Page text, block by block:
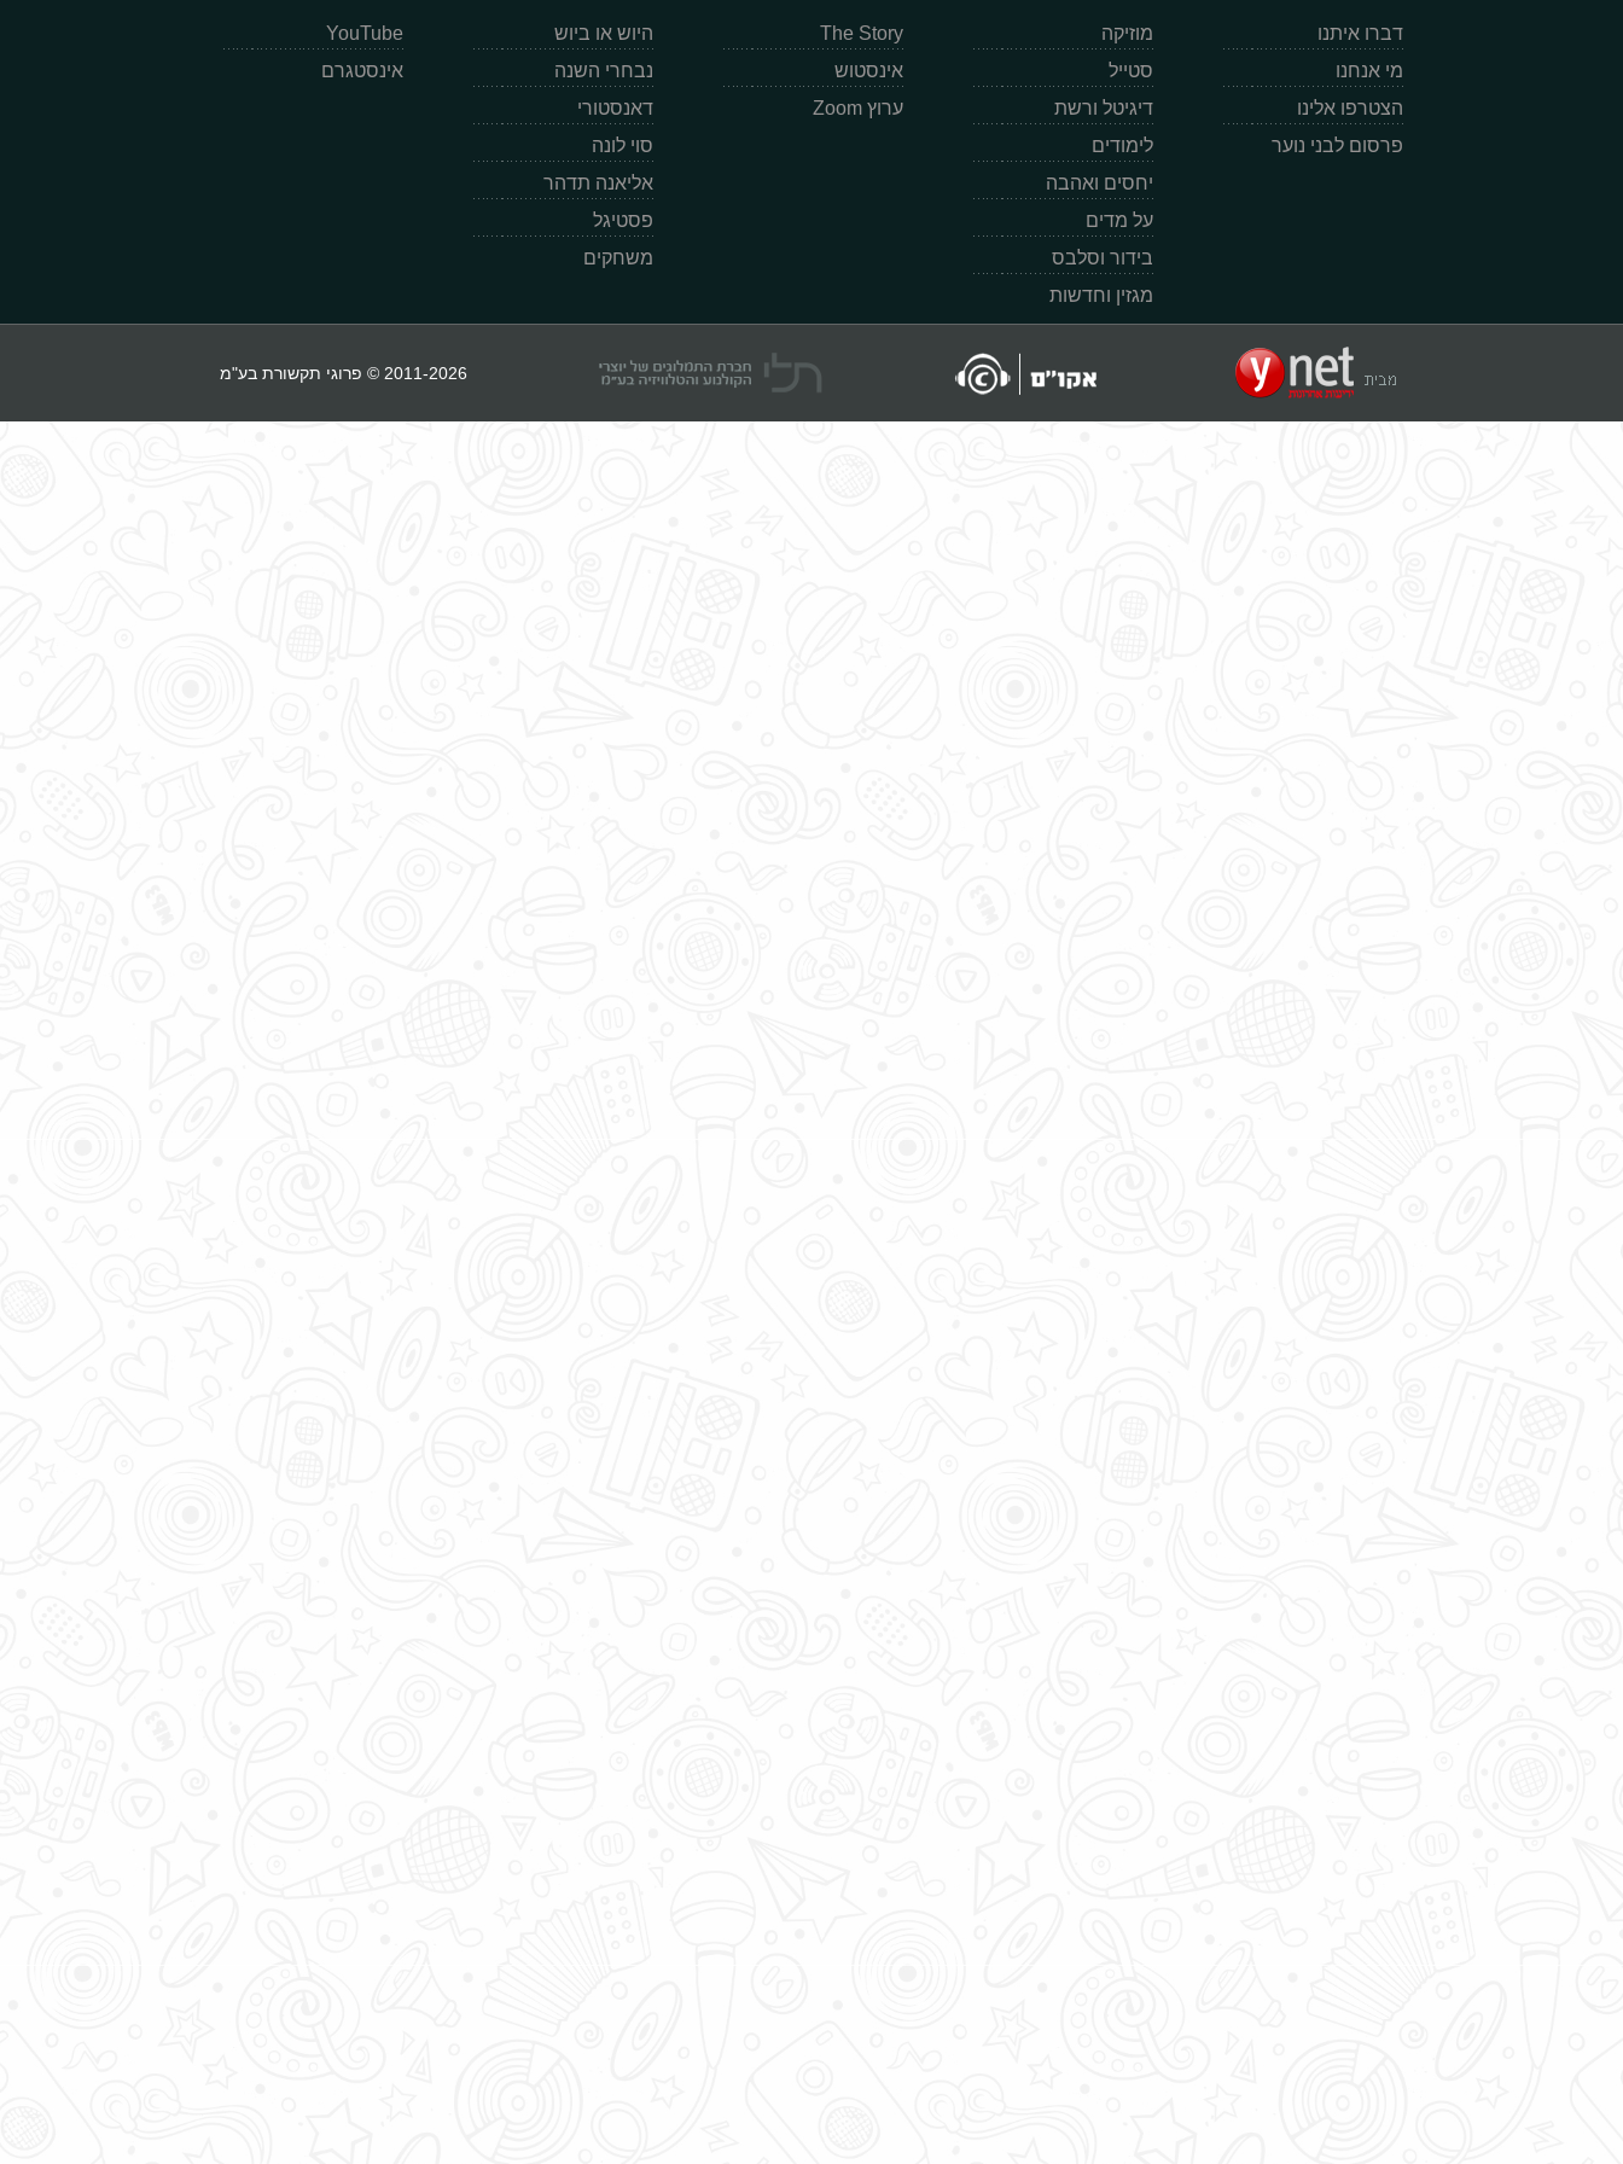
דברו איתנו
מי אנחנו
הצטרפו אלינו
פרסום לבני נוער
מוזיקה
סטייל
דיגיטל ורשת
לימודים
יחסים ואהבה
על מדים
בידור וסלבס
מגזין וחדשות
The Story
אינסטוש
ערוץ Zoom
היוש או ביוש
נבחרי השנה
דאנסטורי
סוי לונה
אליאנה תדהר
פסטיגל
משחקים
YouTube
אינסטגרם
2011-2026 © פרוגי תקשורת בע"מ